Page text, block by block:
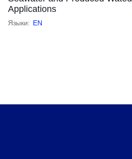
Applications
Языки: EN